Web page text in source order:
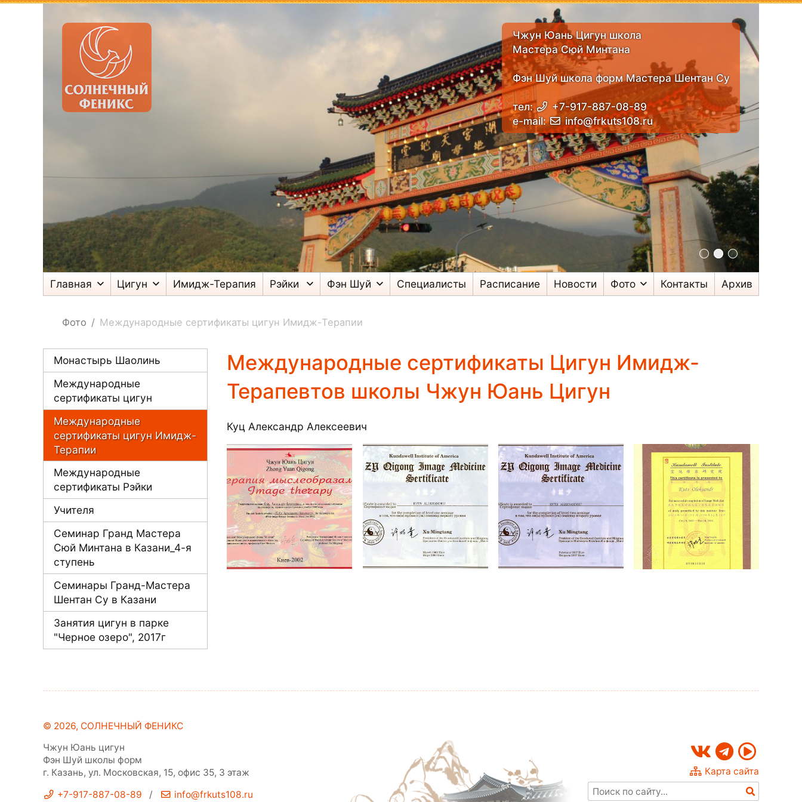
Чжун Юань Цигун школа
Мастера Сюй Минтана
Фэн Шуй школа форм Мастера Шентан Су
тел:
+7-917-887-08-89
e-mail:
info@frkuts108.ru
Главная Цигун Имидж-Терапия Рэйки Фэн Шуй Специалисты Расписание Новости Фото Контакты Архив
Фото Международные сертификаты цигун Имидж-Терапии
Монастырь Шаолинь
Международные
сертификаты цигун
Международные
сертификаты цигун Имидж-
Терапии
Международные
сертификаты Рэйки
Учителя
Семинар Гранд Мастера
Сюй Минтана в Казани_4-я
ступень
Семинары Гранд-Мастера
Шентан Су в Казани
Занятия цигун в парке
"Черное озеро", 2017г
Международные сертификаты Цигун Имидж-
Терапевтов школы Чжун Юань Цигун
Куц Александр Алексеевич
© 2026, СОЛНЕЧНЫЙ ФЕНИКС
Чжун Юань цигун
Фэн Шуй школы форм
г. Казань, ул. Московская, 15, офис 35, 3 этаж
+7-917-887-08-89 / info@frkuts108.ru
Карта сайта